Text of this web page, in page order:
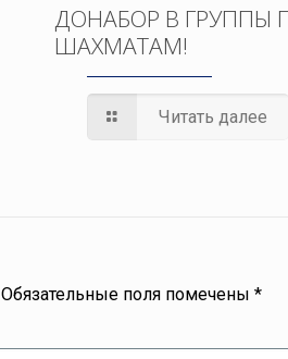
ДОНАБОР В ГРУППЫ
ШАХМАТАМ!
Читать далее
Обязательные поля помечены*